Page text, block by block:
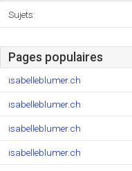
Sujets:
Pages populaires
isabelleblumer.ch
isabelleblumer.ch
isabelleblumer.ch
isabelleblumer.ch